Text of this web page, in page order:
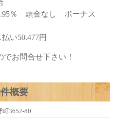
％ 頭金なし ボーナス
い50.477円
お問合せ下さい！
概要
町3652-80